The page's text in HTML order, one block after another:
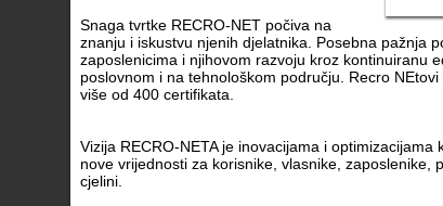
Snaga tvrtke RECRO-NET počiva na
znanju i iskustvu njenih djelatnika. Posebna pažnja
zaposlenicima i njihovom razvoju kroz kontinuiranu
poslovnom i na tehnološkom području. Recro
više od 400 certifikata.
Vizija RECRO-NETA je inovacijama i optimizacijama
nove vrijednosti za korisnike, vlasnike, zaposlenike,
cjelini.